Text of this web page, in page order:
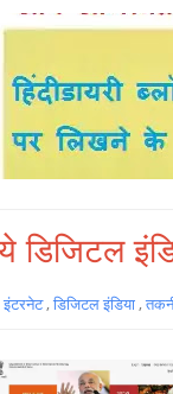
डिजिटल
इंटरनेट,डिजिटल इंडिया,